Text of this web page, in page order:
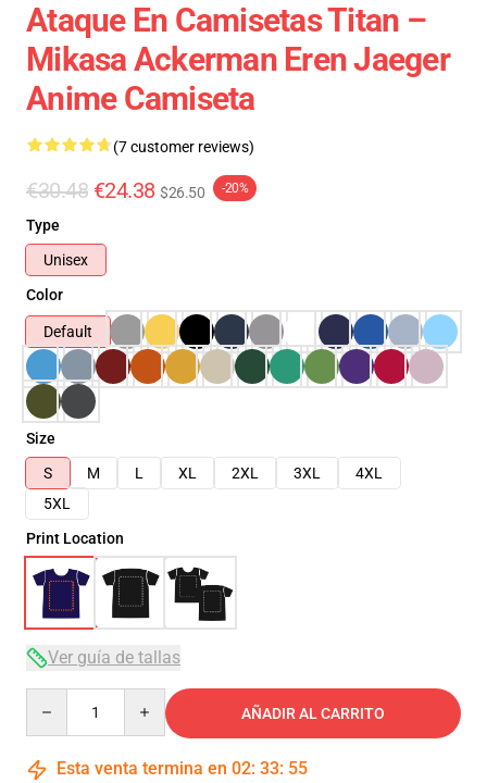
Ataque En Camisetas Titan –
Mikasa Ackerman Eren Jaeger
Anime Camiseta
(7 customer reviews)
€30.48 €24.38 $26.50 -20%
Type
Unisex
Color
Default
Size
S
M L XL 2XL 3XL
4XL
5XL
Print Location
Ver guía de tallas
AÑADIR AL CARRITO
Esta venta termina en 02: 33: 54